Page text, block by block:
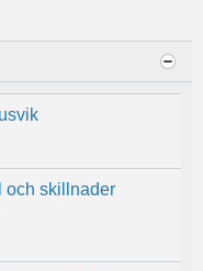
och skillnader